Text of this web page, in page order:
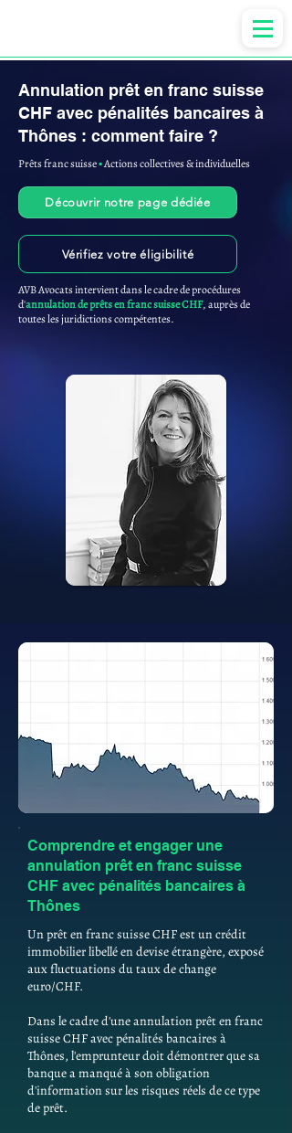
Annulation prêt en franc suisse
CHF avec pénalités bancaires à
Thônes : comment faire ?
Prêts franc suisse▪︎Actions collectives & individuelles
Découvrir notre page dédiée
Vérifiez votre éligibilité
AVB Avocats intervient dans le cadre de procédures
d'annulation de prêts en franc suisse CHF, auprès de
toutes les juridictions compétentes.
Comprendre et engager une
annulation prêt en franc suisse
CHF avec pénalités bancaires à
Thônes
Un prêt en franc suisse CHF est un crédit
immobilier libellé en devise étrangère, exposé
aux fluctuations du taux de change
euro/CHF.
Dans le cadre d'une annulation prêt en franc
suisse CHF avec pénalités bancaires à
Thônes, l'emprunteur doit démontrer que sa
banque a manqué à son obligation
d'information sur les risques réels de ce type
de prêt.